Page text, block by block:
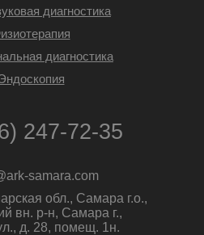
диагностика
диагностика
247-72-35
samara.com
обл., Самара г.о.,
вн. р-н, Самара г.,
д. 28, помещ. 1н.